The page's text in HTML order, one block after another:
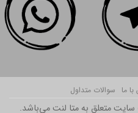
سوالات متداول
متعلق به متا لنت می‌باشد.